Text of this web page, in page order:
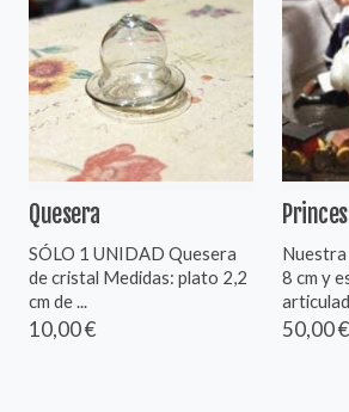
Quesera
SÓLO 1 UNIDAD Quesera
de cristal Medidas: plato 2,2
cm de ...
10,00 €
Nuestra
8 cm y
50,00 €